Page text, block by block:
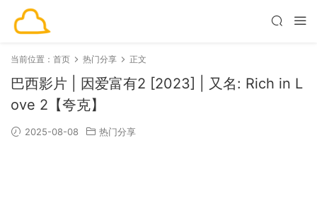
当前位置： 首页 热门分享 正文
巴西影片 | 因爱富有2 [2023] | 又名: Rich in L
ove 2【夸克】
2025-08-08 热门分享